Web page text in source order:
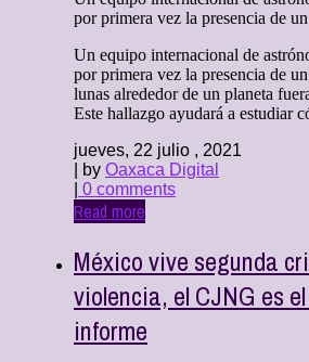
por primera vez la presencia de
Un equipo internacional de
por primera vez la presencia de
lunas alrededor de un planeta
Este hallazgo ayudará a estudiar
jueves, 22 julio , 2021
| by Oaxaca Digital
0 comments
Read more
México vive segunda
violencia, el CJNG es
informe